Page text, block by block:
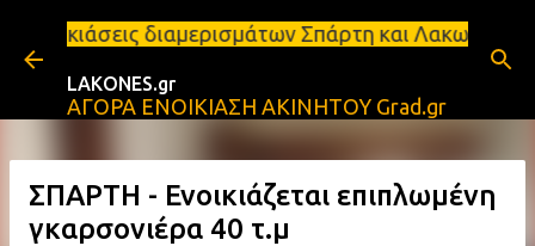
Μετάβαση στο κύριο περιεχόμενο
διαμερισμάτων Σπάρτη και Λακωνία Σπάρτη -
LAKONES.gr
ΑΓΟΡΑ ΕΝΟΙΚΙΑΣΗ ΑΚΙΝΗΤΟΥ Grad.gr
ΣΠΑΡΤΗ - Ενοικιάζεται επιπλωμένη
γκαρσονιέρα 40 τ.μ